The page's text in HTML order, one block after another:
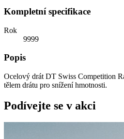
Kompletní specifikace
Rok
9999
Popis
Ocelový drát DT Swiss Competition
tělem drátu pro snížení hmotnosti.
Podívejte se v akci